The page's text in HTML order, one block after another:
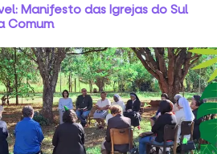
Manifesto das Igrejas do Sul
Comum